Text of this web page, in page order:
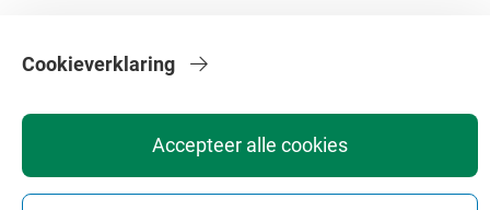
Accepteer alle cookies
Cookieverklaring
Privacy
Webarchief